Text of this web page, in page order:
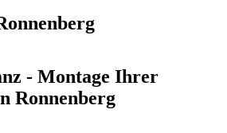
- Montage Ihrer
Ronnenberg